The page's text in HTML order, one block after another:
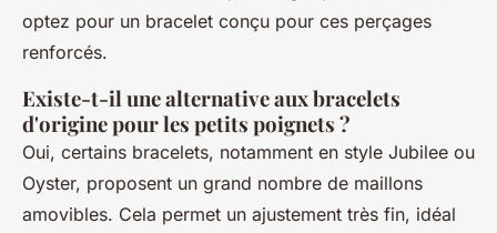
optez pour un bracelet conçu pour ces perçages
renforcés.
Existe-t-il une alternative aux bracelets
d'origine pour les petits poignets ?
Oui, certains bracelets, notamment en style Jubilee ou
Oyster, proposent un grand nombre de maillons
amovibles. Cela permet un ajustement très fin, idéal